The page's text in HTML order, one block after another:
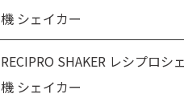
機 シェイカー
RECIPRO SHAKER レシプロ
機 シェイカー